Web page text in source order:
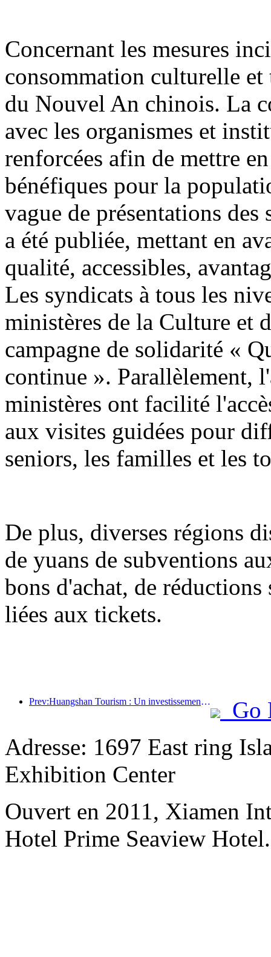
Concernant les mesures
consommation culturelle
du Nouvel An chinois. La
avec les organismes et
renforcées afin de mettre
bénéfiques pour la
vague de présentations
a été publiée, mettant en
qualité, accessibles,
Les syndicats à tous les
ministères de la Culture et
campagne de solidarité «
continue ». Parallèlement,
ministères ont facilité
aux visites guidées pour
seniors, les familles et les
De plus, diverses régions
de yuans de subventions
bons d'achat, de
liées aux tickets.
Prev:Huangshan Tourism : Un investissement de 530 millions de yuans est prévu pour la rénovation des hôtels.
Go
Adresse: 1697 East ring
Exhibition Center
Ouvert en 2011, Xiamen
Hotel Prime Seaview Hotel.